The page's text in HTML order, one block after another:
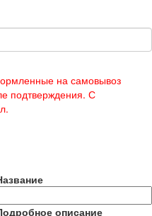
на самовывоз
подтверждения. С
описание